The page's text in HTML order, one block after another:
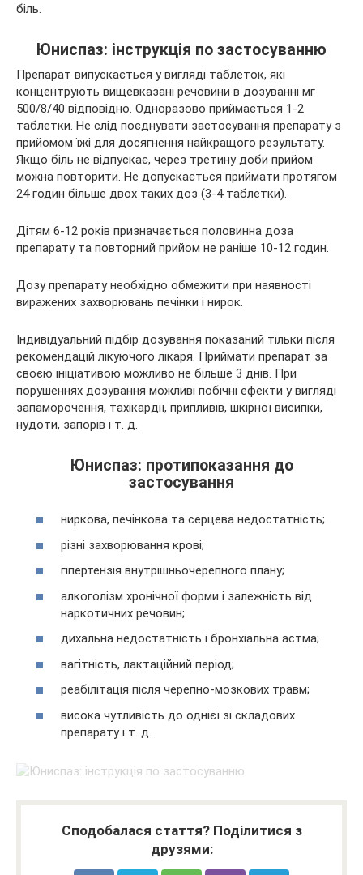
біль.
Юниспаз: інструкція по застосуванню
Препарат випускається у вигляді таблеток, які
концентрують вищевказані речовини в дозуванні мг
500/8/40 відповідно. Одноразово приймається 1-2
таблетки. Не слід поєднувати застосування препарату з
прийомом їжі для досягнення найкращого результату.
Якщо біль не відпускає, через третину доби прийом
можна повторити. Не допускається приймати протягом
24 годин більше двох таких доз (3-4 таблетки).
Дітям 6-12 років призначається половинна доза
препарату та повторний прийом не раніше 10-12 годин.
Дозу препарату необхідно обмежити при наявності
виражених захворювань печінки і нирок.
Індивідуальний підбір дозування показаний тільки після
рекомендацій лікуючого лікаря. Приймати препарат за
своєю ініціативою можливо не більше 3 днів. При
порушеннях дозування можливі побічні ефекти у вигляді
запаморочення, тахікардії, припливів, шкірної висипки,
нудоти, запорів і т. д.
Юниспаз: протипоказання до
застосування
ниркова, печінкова та серцева недостатність;
різні захворювання крові;
гіпертензія внутрішньочерепного плану;
алкоголізм хронічної форми і залежність від
наркотичних речовин;
дихальна недостатність і бронхіальна астма;
вагітність, лактаційний період;
реабілітація після черепно-мозкових травм;
висока чутливість до однієї зі складових
препарату і т. д.
Сподобалася стаття? Поділитися з
друзями: